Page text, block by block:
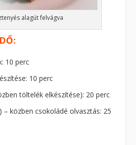
alagút felvágva
10 perc
10 perc
töltelék elkészítése): 20 perc
– közben csokoládé olvasztás: 25